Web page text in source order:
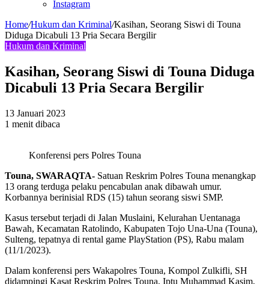
Instagram
Home/Hukum dan Kriminal/Kasihan, Seorang Siswi di Touna
Diduga Dicabuli 13 Pria Secara Bergilir
Hukum dan Kriminal
Kasihan, Seorang Siswi di Touna Diduga
Dicabuli 13 Pria Secara Bergilir
13 Januari 2023
1 menit dibaca
Konferensi pers Polres Touna
Touna, SWARAQTA- Satuan Reskrim Polres Touna menangkap
13 orang terduga pelaku pencabulan anak dibawah umur.
Korbannya berinisial RDS (15) tahun seorang siswi SMP.
Kasus tersebut terjadi di Jalan Muslaini, Kelurahan Uentanaga
Bawah, Kecamatan Ratolindo, Kabupaten Tojo Una-Una (Touna),
Sulteng, tepatnya di rental game PlayStation (PS), Rabu malam
(11/1/2023).
Dalam konferensi pers Wakapolres Touna, Kompol Zulkifli, SH
didampingi Kasat Reskrim Polres Touna, Iptu Muhammad Kasim,